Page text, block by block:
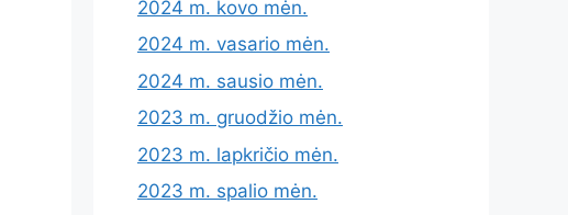
2024 m. kovo mėn.
2024 m. vasario mėn.
2024 m. sausio mėn.
2023 m. gruodžio mėn.
2023 m. lapkričio mėn.
2023 m. spalio mėn.